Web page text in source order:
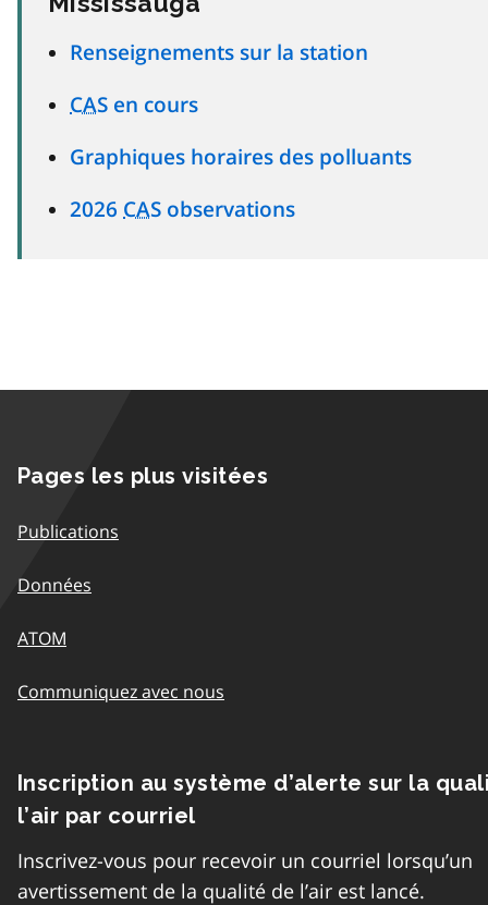
Renseignements sur la station
CAS en cours
Graphiques horaires des polluants
2026 CAS observations
Pages les plus visitées
Publications
Données
ATOM
Communiquez avec nous
Inscription au système d’alerte sur la
l’air par courriel
Inscrivez-vous pour recevoir un courriel lorsqu’un
avertissement de la qualité de l’air est lancé.